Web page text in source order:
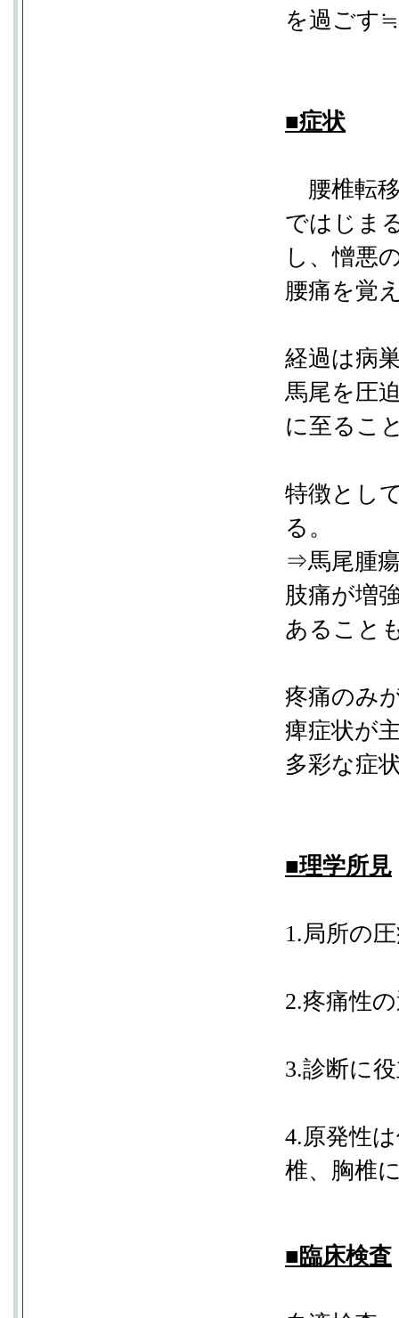
を過ごす
■症状
腰椎転
ではじま
し、憎悪
腰痛を覚
経過は病
馬尾を圧
に至るこ
特徴とし
る。
⇒馬尾腫
肢痛が増
あること
疼痛のみ
痺症状が
多彩な症
■理学所見
1.局所の
2.疼痛性
3.診断に
4.原発性
椎、胸椎
■臨床検査